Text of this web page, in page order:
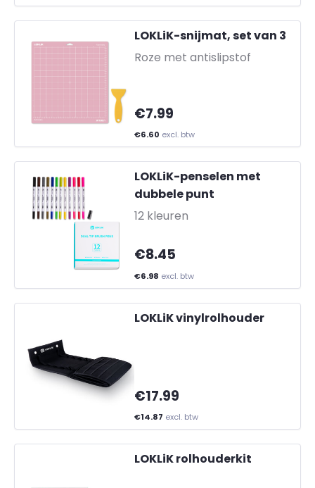
LOKLiK-snijmat, set van 3
Roze met antislipstof
€7.99
€6.60 excl. btw
LOKLiK-penselen met
dubbele punt
12 kleuren
€8.45
€6.98 excl. btw
LOKLiK vinylrolhouder
€17.99
€14.87 excl. btw
LOKLiK rolhouderkit